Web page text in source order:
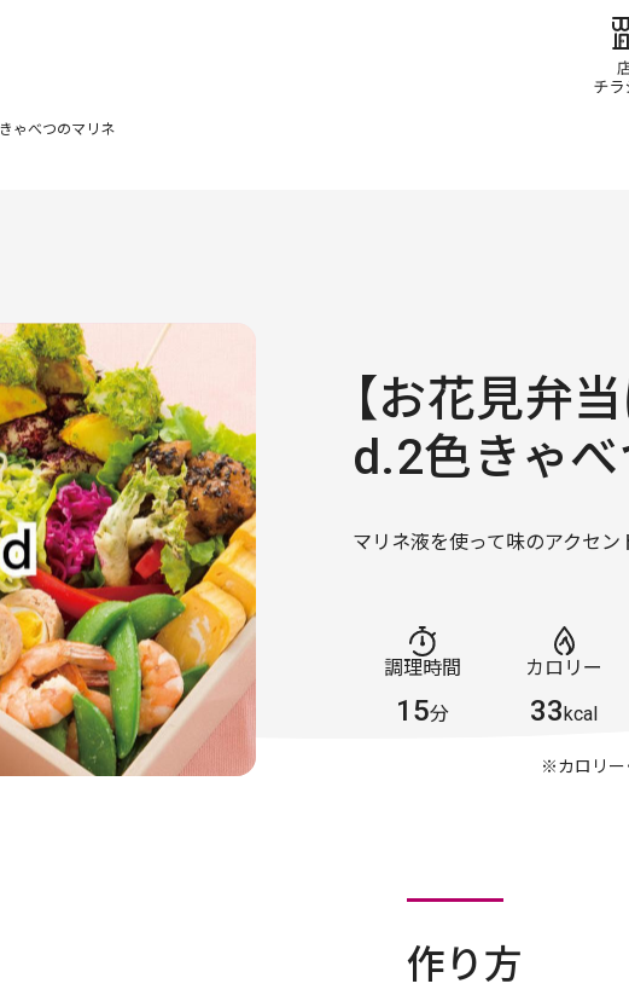
きゃべつのマリネ
【お花見弁
d.2色きゃ
マリネ液を使って味のアクセン
調理時間
15分
カロリー
33kcal
※カロリー
作り方